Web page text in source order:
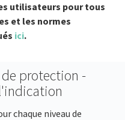
utilisateurs pour tous
et les normes
ici.
de protection -
chaque niveau de